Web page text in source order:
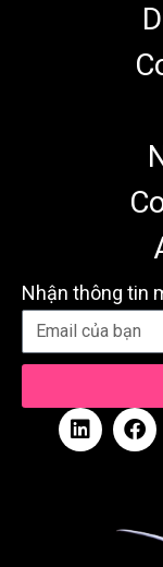
Nhận thông tin